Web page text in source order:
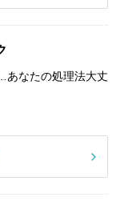
あなたの処理法大丈